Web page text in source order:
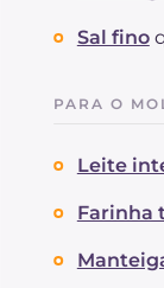
Sal fino
PARA O
Leite
Farinha